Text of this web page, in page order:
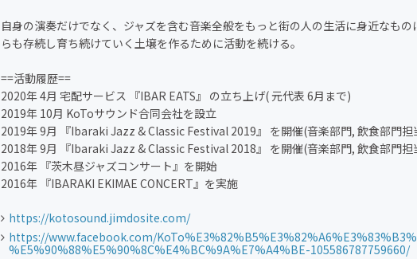
自身の演奏だけでなく、ジャズを含む音楽全般をもっと街の人の生活に身近なもの
らも存続し育ち続けていく土壌を作るために活動を続ける。
==活動履歴==
2020年 4月 宅配サービス 『IBAR EATS』 の立ち上げ( 元代表 6月まで)
2019年 10月 KoToサウンド合同会社を設立
2019年 9月 『Ibaraki Jazz & Classic Festival 2019』 を開催(音楽部門, 飲食部門担
2018年 9月 『Ibaraki Jazz & Classic Festival 2018』 を開催(音楽部門, 飲食部門担
2016年 『茨木昼ジャズコンサート』を開始
2016年 『IBARAKI EKIMAE CONCERT』を実施
https://kotosound.jimdosite.com/
https://www.facebook.com/
%E5%90%88%E5%90%8C%E4%BC%9A%E7%A4%BE-105586787759660/